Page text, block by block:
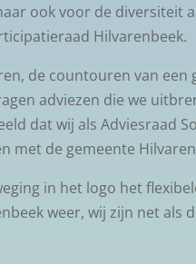
ook voor de diversiteit
Hilvarenbeek.
de countouren van een
adviezen die we
dat wij als Adviesraad
met de gemeente
in het logo het
weer, wij zijn net als